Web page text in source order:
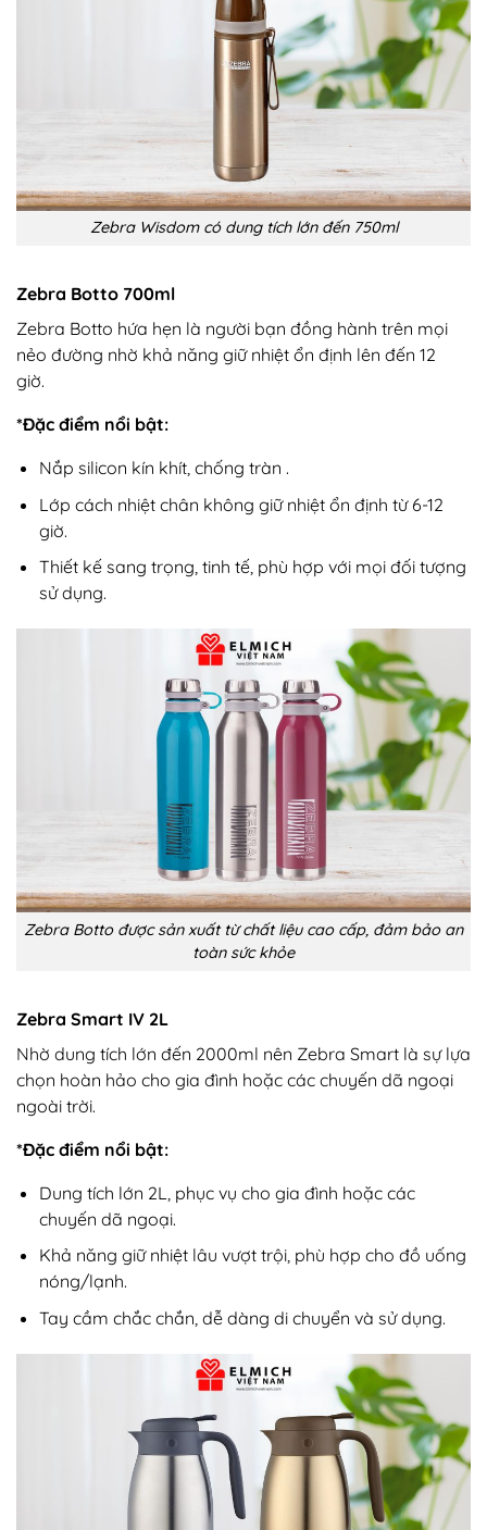
Zebra Wisdom có dung tích lớn đến 750ml
Zebra Botto 700ml
Zebra Botto hứa hẹn là người bạn đồng hành trên mọi
nẻo đường nhờ khả năng giữ nhiệt ổn định lên đến 12
giờ.
*Đặc điểm nổi bật:
Nắp silicon kín khít, chống tràn .
Lớp cách nhiệt chân không giữ nhiệt ổn định từ 6-12
giờ.
Thiết kế sang trọng, tinh tế, phù hợp với mọi đối tượng
sử dụng.
Zebra Botto được sản xuất từ chất liệu cao cấp, đảm bảo an
toàn sức khỏe
Zebra Smart IV 2L
Nhờ dung tích lớn đến 2000ml nên Zebra Smart là sự lựa
chọn hoàn hảo cho gia đình hoặc các chuyến dã ngoại
ngoài trời.
*Đặc điểm nổi bật:
Dung tích lớn 2L, phục vụ cho gia đình hoặc các
chuyến dã ngoại.
Khả năng giữ nhiệt lâu vượt trội, phù hợp cho đồ uống
nóng/lạnh.
Tay cầm chắc chắn, dễ dàng di chuyển và sử dụng.